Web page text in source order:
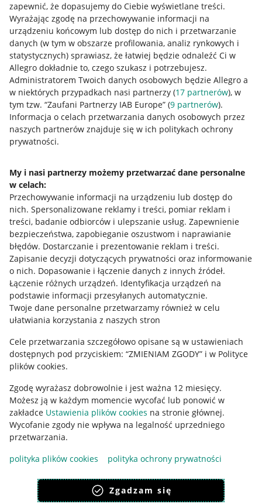
zapewnić, że dopasujemy do Ciebie wyświetlane treści.
Wyrażając zgodę na przechowywanie informacji na
urządzeniu końcowym lub dostęp do nich i przetwarzanie
danych (w tym w obszarze profilowania, analiz rynkowych i
statystycznych) sprawiasz, że łatwiej będzie odnaleźć Ci w
Allegro dokładnie to, czego szukasz i potrzebujesz.
Administratorem Twoich danych osobowych będzie Allegro a
w niektórych przypadkach nasi partnerzy (17 partnerów), w
tym tzw. “Zaufani Partnerzy IAB Europe” (9 partnerów).
Informacja o celach przetwarzania danych osobowych przez
naszych partnerów znajduje się w ich politykach ochrony
prywatności.
My i nasi partnerzy możemy przetwarzać dane personalne
w celach:
Przechowywanie informacji na urządzeniu lub dostęp do
nich. Spersonalizowane reklamy i treści, pomiar reklam i
treści, badanie odbiorców i ulepszanie usług. Zapewnienie
bezpieczeństwa, zapobieganie oszustwom i naprawianie
błędów. Dostarczanie i prezentowanie reklam i treści.
Zapisanie decyzji dotyczących prywatności oraz informowanie
o nich. Dopasowanie i łączenie danych z innych źródeł.
Łączenie różnych urządzeń. Identyfikacja urządzeń na
podstawie informacji przesyłanych automatycznie.
Twoje dane personalne przetwarzamy również w celu
ułatwiania korzystania z naszych stron
Cele przetwarzania szczegółowo opisane są w ustawieniach
dostępnych pod przyciskiem: “ZMIENIAM ZGODY” i w Polityce
plików cookies.
Zgodę wyrażasz dobrowolnie i jest ważna 12 miesięcy.
Możesz ją w każdym momencie wycofać lub ponowić w
zakładce Ustawienia plików cookies na stronie głównej.
Wycofanie zgody nie wpływa na legalność uprzedniego
przetwarzania.
polityka plików cookies
polityka ochrony prywatności
Zgadzam się
Przydatne informacje
Jak to działa
Allegro Gadane dla sprzedających
Allegro Gadane dla kupujących
Mapa miejscowości
Informacje prawne
Regulamin
Polityka plików "cookies"
Ustawienia plików "cookies"
Udostępnianie lokalizacji
Informacje dla Aktu o Usługach Cyfrowych
Pobierz aplikację